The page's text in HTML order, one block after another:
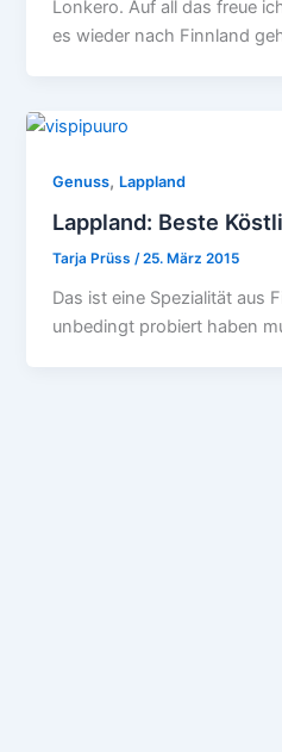
Lonkero. Auf all das freue
es wieder nach Finnland
Genuss, Lappland
Lappland: Beste
Tarja Prüss/25. März 2015
Das ist eine Spezialität aus
unbedingt probiert haben